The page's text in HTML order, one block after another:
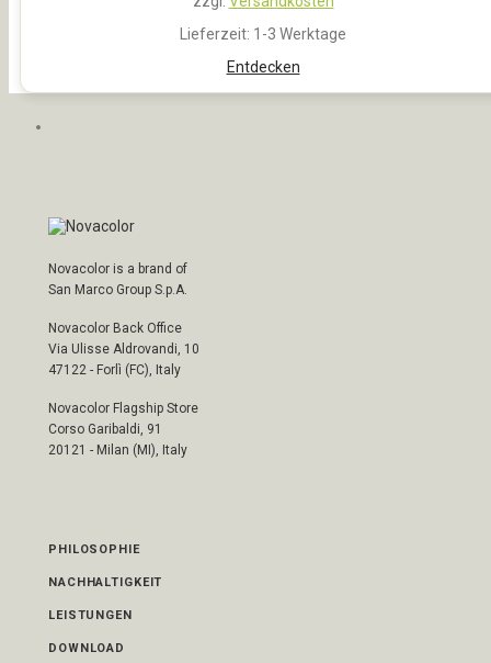
Lieferzeit: 1-3 Werktage
Entdecken
Novacolor is a brand of
San Marco Group S.p.A.
Novacolor Back Office
Via Ulisse Aldrovandi, 10
47122 - Forlì (FC), Italy
Novacolor Flagship Store
Corso Garibaldi, 91
20121 - Milan (MI), Italy
PHILOSOPHIE
NACHHALTIGKEIT
LEISTUNGEN
DOWNLOAD